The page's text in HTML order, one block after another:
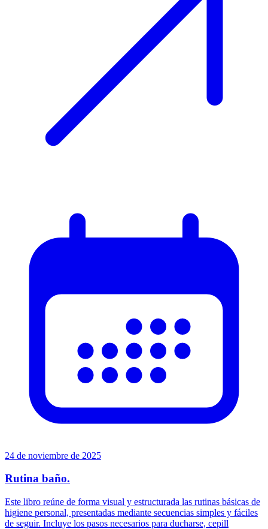
24 de noviembre de 2025
Rutina baño.
Este libro reúne de forma visual y estructurada las rutinas básicas de
higiene personal, presentadas mediante secuencias simples y fáciles
de seguir. Incluye los pasos necesarios para ducharse, cepill